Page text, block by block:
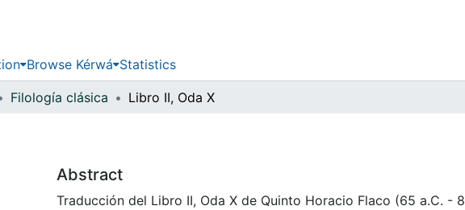
Browse Kérwá Statistics
Filología clásica Libro II, Oda X
Abstract
Traducción del Libro II, Oda X de Quinto Horacio Flaco (65 a.C. - 8